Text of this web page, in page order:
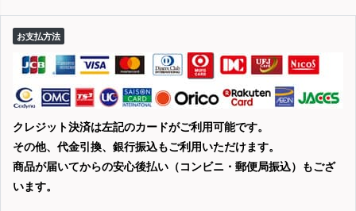
お支払方法
クレジット決済は左記のカードがご利用可能です。
その他、代金引換、銀行振込もご利用いただけます。
商品が届いてからの安心後払い（コンビニ・郵便局振込）もござ
います。